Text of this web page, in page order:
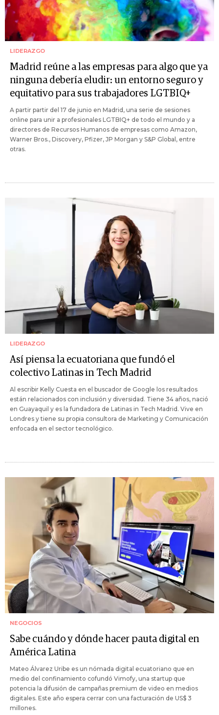
LIDERAZGO
Madrid reúne a las empresas para algo que ya
ninguna debería eludir: un entorno seguro y
equitativo para sus trabajadores LGTBIQ+
A partir partir del 17 de junio en Madrid, una serie de sesiones
online para unir a profesionales LGTBIQ+ de todo el mundo y a
directores de Recursos Humanos de empresas como Amazon,
Warner Bros., Discovery, Pfizer, JP Morgan y S&P Global, entre
otras.
LIDERAZGO
Así piensa la ecuatoriana que fundó el
colectivo Latinas in Tech Madrid
Al escribir Kelly Cuesta en el buscador de Google los resultados
están relacionados con inclusión y diversidad. Tiene 34 años, nació
en Guayaquil y es la fundadora de Latinas in Tech Madrid. Vive en
Londres y tiene su propia consultora de Marketing y Comunicación
enfocada en el sector tecnológico.
NEGOCIOS
Sabe cuándo y dónde hacer pauta digital en
América Latina
Mateo Álvarez Uribe es un nómada digital ecuatoriano que en
medio del confinamiento cofundó Vimofy, una startup que
potencia la difusión de campañas premium de video en medios
digitales. Este año espera cerrar con una facturación de US$ 3
millones.